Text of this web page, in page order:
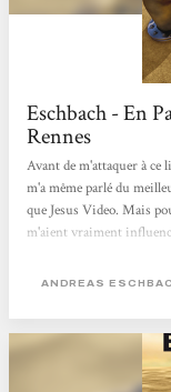
Eschbach - En
Rennes
Avant de m'attaquer à
m'a même parlé du
que Jesus Video. Mais
m'aient vraiment
profond, il n'est pas
plusieurs dimensions...
ANDREAS